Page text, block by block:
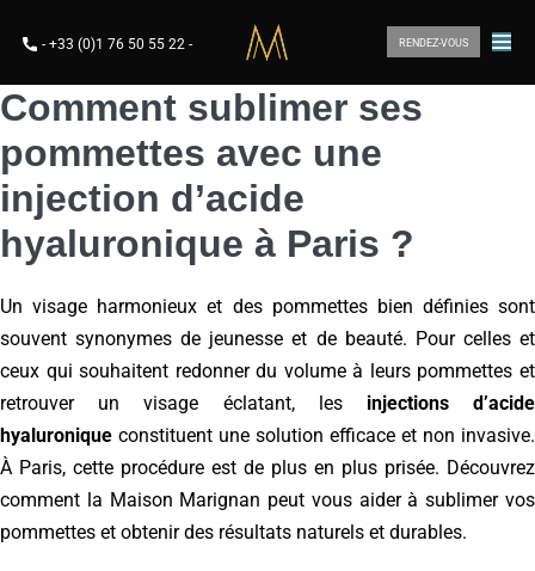
- +33 (0)1 76 50 55 22 - RENDEZ-VOUS
Comment sublimer ses
pommettes avec une
injection d’acide
hyaluronique à Paris ?
Un visage harmonieux et des pommettes bien définies sont
souvent synonymes de jeunesse et de beauté. Pour celles et
ceux qui souhaitent redonner du volume à leurs pommettes et
retrouver un visage éclatant, les injections d’acide
hyaluronique constituent une solution efficace et non invasive.
À Paris, cette procédure est de plus en plus prisée. Découvrez
comment la Maison Marignan peut vous aider à sublimer vos
pommettes et obtenir des résultats naturels et durables.